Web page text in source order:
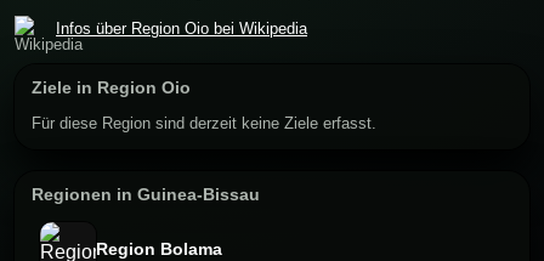
Infos über Region Oio bei Wikipedia
Ziele in Region Oio
Für diese Region sind derzeit keine Ziele erfasst.
Regionen in Guinea-Bissau
Region Bolama